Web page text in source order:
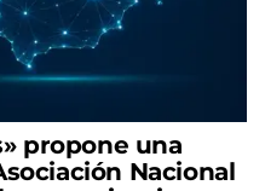
propone una
Nacional